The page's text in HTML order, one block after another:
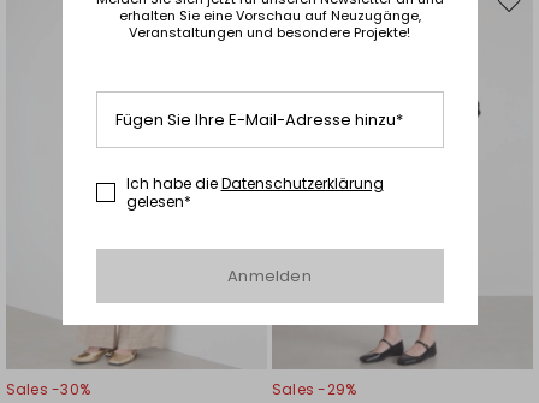
Auf
die
Sales -30%
Auf
Sales -29%
erhalten Sie eine Vorschau auf Neuzugänge,
Veranstaltungen und besondere Projekte!
Fügen Sie Ihre E-Mail-Adresse hinzu*
Ich habe dieDatenschutzerklärung
gelesen*
Anmelden